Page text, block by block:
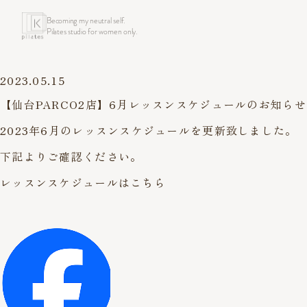
Becoming my neutral self.
Pilates studio for women only.
2023.05.15
【仙台PARCO2店】6月レッスンスケジュールのお知らせ
2023年6月のレッスンスケジュールを更新致しました。
下記よりご確認ください。
レッスンスケジュールはこちら